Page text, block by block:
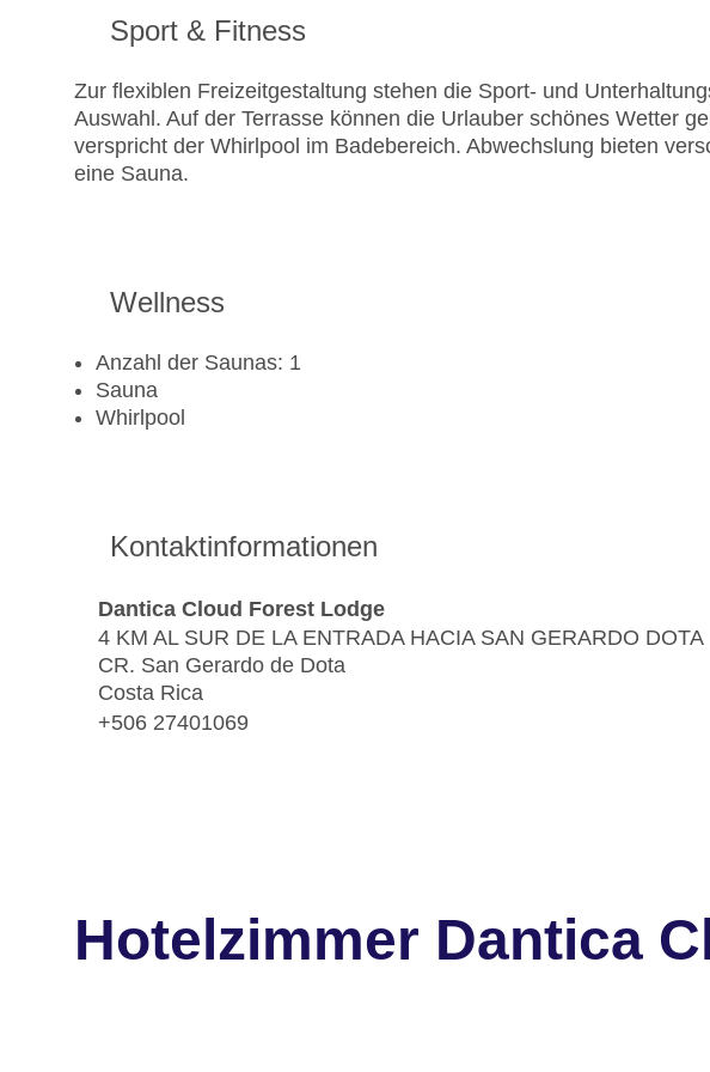
Sport & Fitness
Zur flexiblen Freizeitgestaltung stehen die Sport- und
Auswahl. Auf der Terrasse können die Urlauber schönes Wetter
verspricht der Whirlpool im Badebereich. Abwechslung bieten
eine Sauna.
Wellness
Anzahl der Saunas: 1
Sauna
Whirlpool
Kontaktinformationen
Dantica Cloud Forest Lodge
4 KM AL SUR DE LA ENTRADA HACIA SAN GERARDO DOTA
CR. San Gerardo de Dota
Costa Rica
+506 27401069
Hotelzimmer Dantica